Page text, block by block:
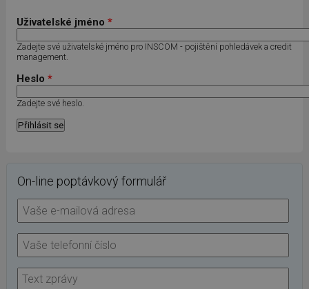
Uživatelské jméno *
Zadejte své uživatelské jméno pro INSCOM - pojištění pohledávek a credit
management.
Heslo *
Zadejte své heslo.
On-line poptávkový formulář